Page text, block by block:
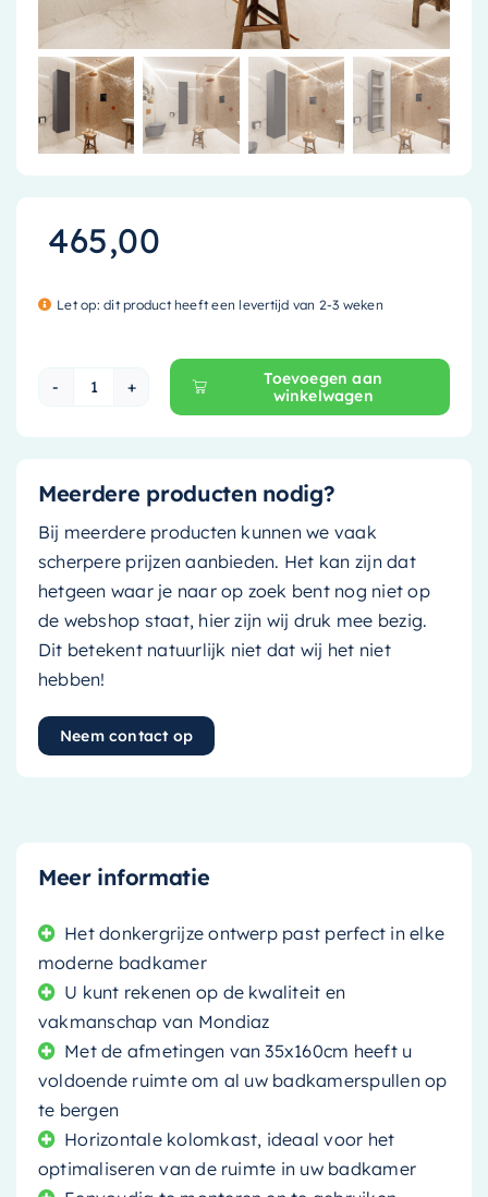
465,00
Let op: dit product heeft een levertijd van 2-3 weken
Mondiaz Kolomkast Beam - 35x160cm - dark
Toevoegen aan
winkelwagen
Meerdere producten nodig?
Bij meerdere producten kunnen we vaak
scherpere prijzen aanbieden. Het kan zijn dat
hetgeen waar je naar op zoek bent nog niet op
de webshop staat, hier zijn wij druk mee bezig.
Dit betekent natuurlijk niet dat wij het niet
hebben!
Neem contact op
Meer informatie
Het donkergrijze ontwerp past perfect in elke
moderne badkamer
U kunt rekenen op de kwaliteit en
vakmanschap van Mondiaz
Met de afmetingen van 35x160cm heeft u
voldoende ruimte om al uw badkamerspullen op
te bergen
Horizontale kolomkast, ideaal voor het
optimaliseren van de ruimte in uw badkamer